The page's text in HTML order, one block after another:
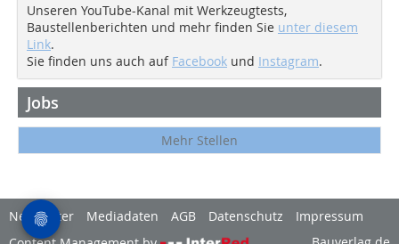
Unseren YouTube-Kanal mit Werkzeugtests,
Baustellenberichten und mehr finden Sie unter diesem
Link.
Sie finden uns auch auf Facebook und Instagram.
Jobs
Mehr Stellen
Newsletter Mediadaten AGB Datenschutz
Impressum